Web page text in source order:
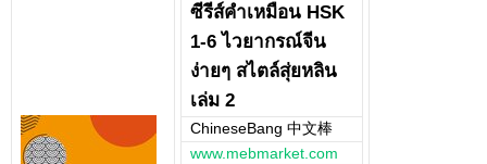
ซีรีส์คำเหมือน HSK
1-6 ไวยากรณ์จีน
ง่ายๆ สไตล์สุ่ยหลิน
เล่ม 2
ChineseBang 中文棒
www.mebmarket.com